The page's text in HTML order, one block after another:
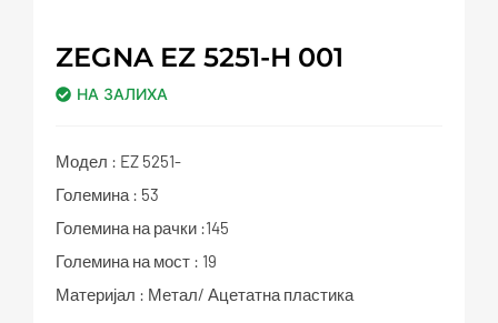
ZEGNA EZ 5251-H 001
НА ЗАЛИХА
Модел : EZ 5251-
Големина : 53
Големина на рачки :145
Големина на мост : 19
Материјал : Метал/ Ацетатна пластика